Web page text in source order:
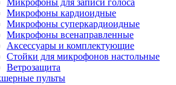
Микрофоны для записи голоса
Микрофоны кардиоидные
Микрофоны суперкардиоидные
Микрофоны всенаправленные
Аксессуары и комплектующие
Стойки для микрофонов настольные
Ветрозащита
пульты